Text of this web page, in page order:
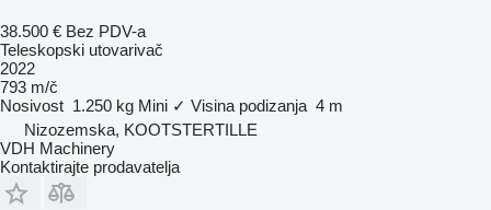
38.500 € Bez PDV-a
Teleskopski utovarivač
2022
793 m/č
Nosivost 1.250 kg Mini ✓ Visina podizanja 4 m
Nizozemska, KOOTSTERTILLE
VDH Machinery
Kontaktirajte prodavatelja